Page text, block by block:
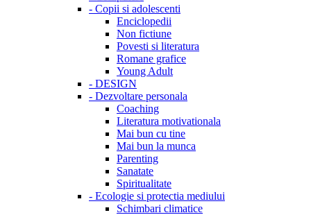
- Copii si adolescenti
Enciclopedii
Non fictiune
Povesti si literatura
Romane grafice
Young Adult
- DESIGN
- Dezvoltare personala
Coaching
Literatura motivationala
Mai bun cu tine
Mai bun la munca
Parenting
Sanatate
Spiritualitate
- Ecologie si protectia mediului
Schimbari climatice